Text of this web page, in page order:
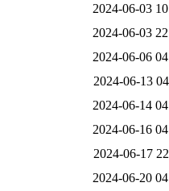
2024-06-03
2024-06-03
2024-06-06
2024-06-13
2024-06-14
2024-06-16
2024-06-17
2024-06-20